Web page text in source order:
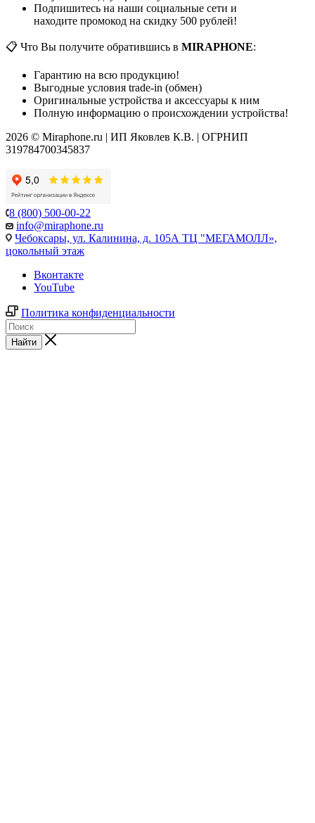
Подпишитесь на наши социальные сети и
находите промокод на скидку 500 рублей!
📋 Что Вы получите обратившись в MIRAPHONE:
Гарантию на всю продукцию!
Выгодные условия trade-in (обмен)
Оригинальные устройства и аксессуары к ним
Полную информацию о происхождении устройства!
2026 © Miraphone.ru | ИП Яковлев К.В. | ОГРНИП
319784700345837
8 (800) 500-00-22
info@miraphone.ru
Чебоксары, ул. Калинина, д. 105А ТЦ "МЕГАМОЛЛ»,
цокольный этаж
Вконтакте
YouTube
Политика конфиденциальности
Найти